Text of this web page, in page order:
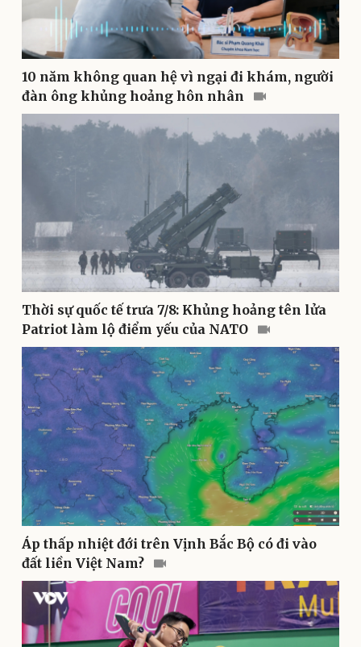
Pháp luật
Vụ án
Tư vấn luật
Quân sự - Quốc phòng
Vũ khí
Thể thao
Bóng đá
Lịch thi đấu bóng đá
Thế giới thể thao
eSports
Hậu trường
Ô tô - Xe máy
Ô tô
Xe máy
Tư vấn
10 năm không quan hệ vì ngại đi khám, người
đàn ông khủng hoảng hôn nhân
Thời sự quốc tế trưa 7/8: Khủng hoảng tên lửa
Patriot làm lộ điểm yếu của NATO
Áp thấp nhiệt đới trên Vịnh Bắc Bộ có đi vào
đất liền Việt Nam?